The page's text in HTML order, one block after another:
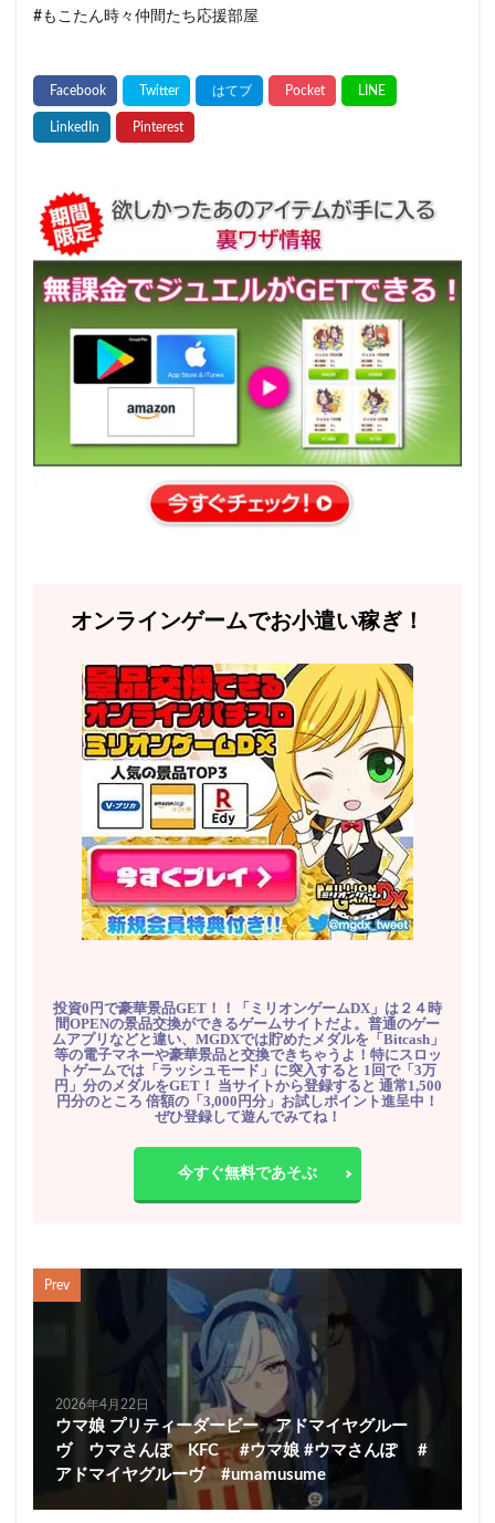
#もこたん時々仲間たち応援部屋
オンラインゲームでお小遣い稼ぎ！
投資0円で豪華景品GET！！「ミリオンゲームDX」は２４時
間OPENの景品交換ができるゲームサイトだよ。普通のゲー
ムアプリなどと違い、MGDXでは貯めたメダルを「Bitcash」
等の電子マネーや豪華景品と交換できちゃうよ！特にスロッ
トゲームでは「ラッシュモード」に突入すると 1回で「3万
円」分のメダルをGET！ 当サイトから登録すると 通常1,500
円分のところ 倍額の「3,000円分」お試しポイント進呈中！
ぜひ登録して遊んでみてね！
今すぐ無料であそぶ
Prev
2026年4月22日
ウマ娘 プリティーダービー アドマイヤグルー
ヴ ウマさんぽ KFC #ウマ娘 #ウマさんぽ #
アドマイヤグルーヴ #umamusume